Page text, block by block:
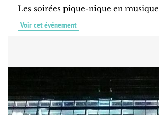
Les soirées pique-nique en musique
Voir cet événement